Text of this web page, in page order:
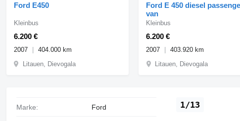
Ford E450
6.200 €
Kleinbus
2007
404.000 km
Litauen, Dievogala
Ford E 450 diesel
van
6.200 €
Kleinbus
2007
403.920 km
Litauen, Dievogala
1/13
Marke: Ford